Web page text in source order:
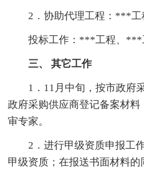
2．协助代理工程：***工
投标工作：***工程、***
三、 其它工作
1．11月中旬，按市政府
政府采购供应商登记备案材
审专家。
2．进行甲级资质申报工作
甲级资质；在报送书面材料